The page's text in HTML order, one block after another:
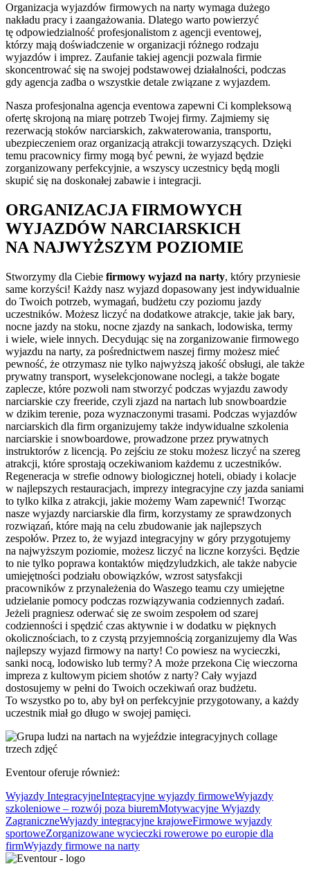
Organizacja wyjazdów firmowych na narty wymaga dużego
nakładu pracy i zaangażowania. Dlatego warto powierzyć
tę odpowiedzialność profesjonalistom z agencji eventowej,
którzy mają doświadczenie w organizacji różnego rodzaju
wyjazdów i imprez. Zaufanie takiej agencji pozwala firmie
skoncentrować się na swojej podstawowej działalności, podczas
gdy agencja zadba o wszystkie detale związane z wyjazdem.
Nasza profesjonalna agencja eventowa zapewni Ci kompleksową
ofertę skrojoną na miarę potrzeb Twojej firmy. Zajmiemy się
rezerwacją stoków narciarskich, zakwaterowania, transportu,
ubezpieczeniem oraz organizacją atrakcji towarzyszących. Dzięki
temu pracownicy firmy mogą być pewni, że wyjazd będzie
zorganizowany perfekcyjnie, a wszyscy uczestnicy będą mogli
skupić się na doskonałej zabawie i integracji.
ORGANIZACJA FIRMOWYCH
WYJAZDÓW NARCIARSKICH
NA NAJWYŻSZYM POZIOMIE
Stworzymy dla Ciebie firmowy wyjazd na narty, który przyniesie
same korzyści! Każdy nasz wyjazd dopasowany jest indywidualnie
do Twoich potrzeb, wymagań, budżetu czy poziomu jazdy
uczestników. Możesz liczyć na dodatkowe atrakcje, takie jak bary,
nocne jazdy na stoku, nocne zjazdy na sankach, lodowiska, termy
i wiele, wiele innych. Decydując się na zorganizowanie firmowego
wyjazdu na narty, za pośrednictwem naszej firmy możesz mieć
pewność, że otrzymasz nie tylko najwyższą jakość obsługi, ale także
prywatny transport, wyselekcjonowane noclegi, a także bogate
zaplecze, które pozwoli nam stworzyć podczas wyjazdu zawody
narciarskie czy freeride, czyli zjazd na nartach lub snowboardzie
w dzikim terenie, poza wyznaczonymi trasami. Podczas wyjazdów
narciarskich dla firm organizujemy także indywidualne szkolenia
narciarskie i snowboardowe, prowadzone przez prywatnych
instruktorów z licencją. Po zejściu ze stoku możesz liczyć na szereg
atrakcji, które sprostają oczekiwaniom każdemu z uczestników.
Regeneracja w strefie odnowy biologicznej hoteli, obiady i kolacje
w najlepszych restauracjach, imprezy integracyjne czy jazda saniami
to tylko kilka z atrakcji, jakie możemy Wam zapewnić! Tworząc
nasze wyjazdy narciarskie dla firm, korzystamy ze sprawdzonych
rozwiązań, które mają na celu zbudowanie jak najlepszych
zespołów. Przez to, że wyjazd integracyjny w góry przygotujemy
na najwyższym poziomie, możesz liczyć na liczne korzyści. Będzie
to nie tylko poprawa kontaktów międzyludzkich, ale także nabycie
umiejętności podziału obowiązków, wzrost satysfakcji
pracowników z przynależenia do Waszego teamu czy umiejętne
udzielanie pomocy podczas rozwiązywania codziennych zadań.
Jeżeli pragniesz oderwać się ze swoim zespołem od szarej
codzienności i spędzić czas aktywnie i w dodatku w pięknych
okolicznościach, to z czystą przyjemnością zorganizujemy dla Was
najlepszy wyjazd firmowy na narty! Co powiesz na wycieczki,
sanki nocą, lodowisko lub termy? A może przekona Cię wieczorna
impreza z kultowym piciem shotów z narty? Cały wyjazd
dostosujemy w pełni do Twoich oczekiwań oraz budżetu.
To wszystko po to, aby był on perfekcyjnie przygotowany, a każdy
uczestnik miał go długo w swojej pamięci.
Eventour oferuje również:
Wyjazdy IntegracyjneIntegracyjne wyjazdy firmoweWyjazdy
szkoleniowe – rozwój poza biuremMotywacyjne Wyjazdy
ZagraniczneWyjazdy integracyjne krajoweFirmowe wyjazdy
sportoweZorganizowane wycieczki rowerowe po europie dla
firmWyjazdy firmowe na narty